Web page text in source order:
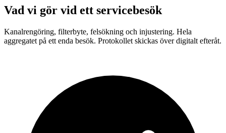
Vad vi gör vid ett servicebesök
Kanalrengöring, filterbyte, felsökning och injustering. Hela
aggregatet på ett enda besök. Protokollet skickas över digitalt efteråt.